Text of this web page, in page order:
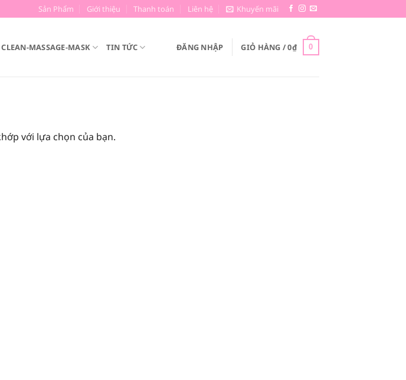
Sản Phẩm Giới thiệu Thanh toán Liên hệ Khuyến mãi
CLEAN-MASSAGE-MASK TIN TỨC ĐĂNG NHẬP GIỎ HÀNG /0₫ 0
với lựa chọn của bạn.